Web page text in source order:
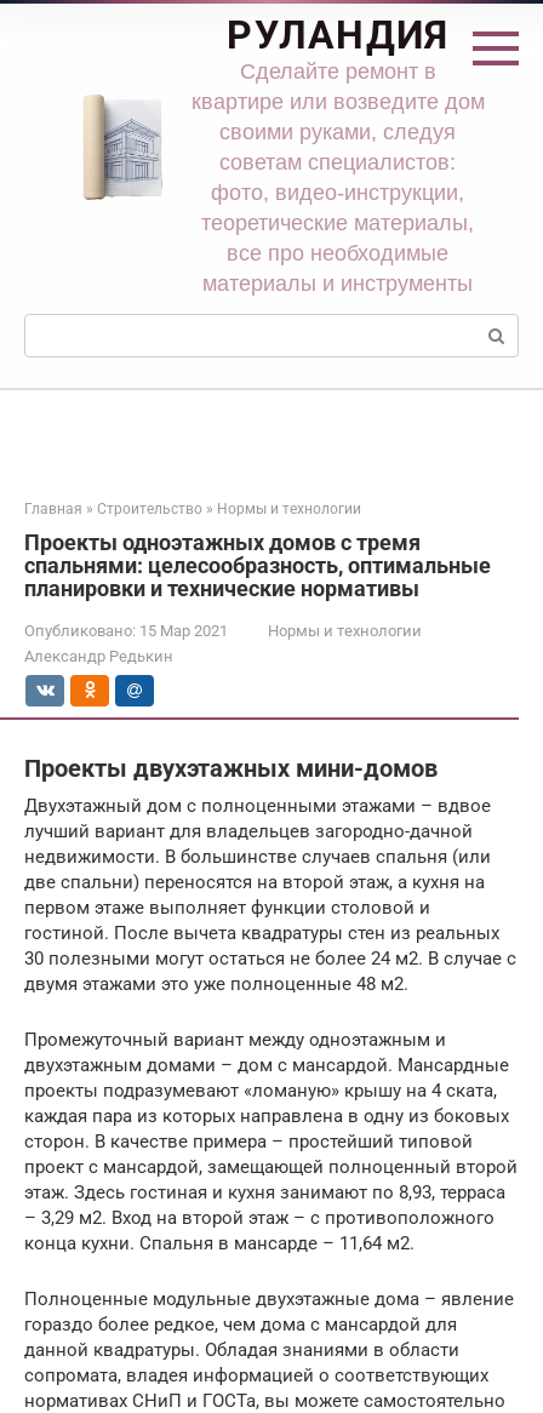
Перейти
РУЛАНДИЯ
Сделайте ремонт в
квартире или возведите дом
своими руками, следуя
советам специалистов:
фото, видео-инструкции,
теоретические материалы,
все про необходимые
материалы и инструменты
Поиск:
Главная » Строительство » Нормы и технологии
Проекты одноэтажных домов с тремя
спальнями: целесообразность, оптимальные
планировки и технические нормативы
Опубликовано: 15 Мар 2021
Нормы и технологии
Александр Редькин
Проекты двухэтажных мини-домов
Двухэтажный дом с полноценными этажами – вдвое
лучший вариант для владельцев загородно-дачной
недвижимости. В большинстве случаев спальня (или
две спальни) переносятся на второй этаж, а кухня на
первом этаже выполняет функции столовой и
гостиной. После вычета квадратуры стен из реальных
30 полезными могут остаться не более 24 м2. В случае с
двумя этажами это уже полноценные 48 м2.
Промежуточный вариант между одноэтажным и
двухэтажным домами – дом с мансардой. Мансардные
проекты подразумевают «ломаную» крышу на 4 ската,
каждая пара из которых направлена в одну из боковых
сторон. В качестве примера – простейший типовой
проект с мансардой, замещающей полноценный второй
этаж. Здесь гостиная и кухня занимают по 8,93, терраса
– 3,29 м2. Вход на второй этаж – с противоположного
конца кухни. Спальня в мансарде – 11,64 м2.
Полноценные модульные двухэтажные дома – явление
гораздо более редкое, чем дома с мансардой для
данной квадратуры. Обладая знаниями в области
сопромата, владея информацией о соответствующих
нормативах СНиП и ГОСТа, вы можете самостоятельно